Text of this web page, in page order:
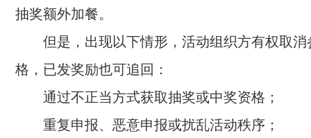
抽奖额外加餐。
但是，出现以下情形，活动组织方有权取
格，已发奖励也可追回：
通过不正当方式获取抽奖或中奖资格；
重复申报、恶意申报或扰乱活动秩序；